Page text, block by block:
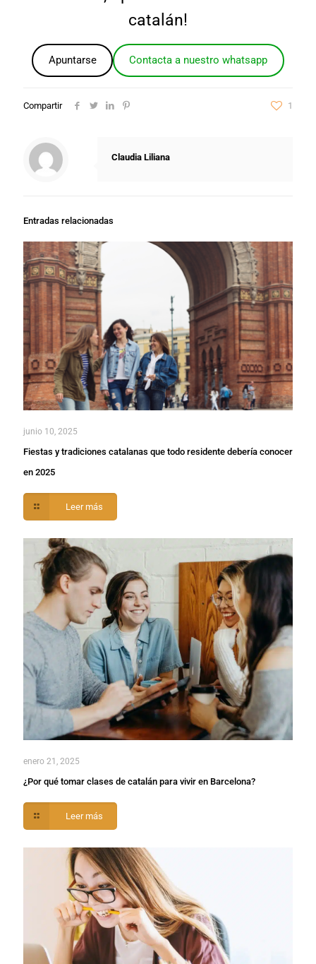
catalán!
Apuntarse Contacta a nuestro whatsapp
Compartir 1
Claudia Liliana
Entradas relacionadas
junio 10, 2025
Fiestas y tradiciones catalanas que todo residente debería conocer
en 2025
Leer más
enero 21, 2025
¿Por qué tomar clases de catalán para vivir en Barcelona?
Leer más